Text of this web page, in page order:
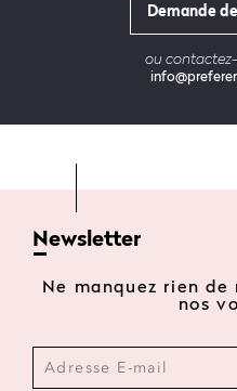
Demande
ou
Newsletter
Ne manquez rien
nos